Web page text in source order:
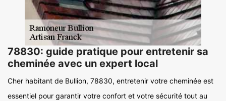
78830: guide pratique pour entretenir sa
cheminée avec un expert local
Cher habitant de Bullion, 78830, entretenir votre cheminée est
essentiel pour garantir votre confort et votre sécurité tout au